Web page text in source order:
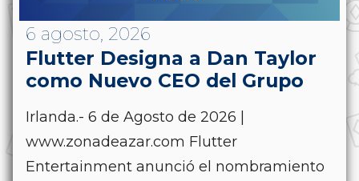
6 agosto, 2026
Flutter Designa a Dan Taylor
como Nuevo CEO del Grupo
Irlanda.- 6 de Agosto de 2026 |
www.zonadeazar.com Flutter
Entertainment anunció el nombramiento